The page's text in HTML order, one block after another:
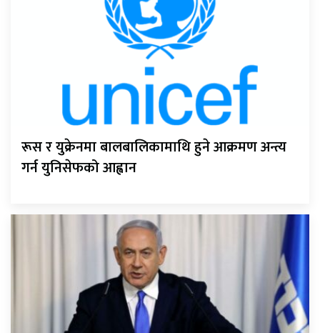
रूस र युक्रेनमा बालबालिकामाथि हुने आक्रमण अन्त्य
गर्न युनिसेफको आह्वान